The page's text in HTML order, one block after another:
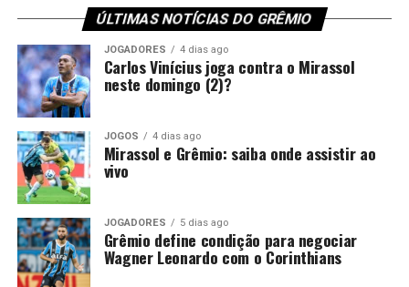
atleta e diante da exigência do Grêmio por uma venda, a
negociação perdeu força nos bastidores.
Foto: Lucas Uebel / Grêmio
da competição. Dessa forma, o técnico Luís Castro
precisará reorganizar o sistema defensivo para a
decisão.
Embora o episódio tenha ocorrido antes da pausa para a
Copa do Mundo, a punição segue válida e será cumprida
apenas agora. Por isso, o argentino ficará fora
justamente em um confronto decisivo, no momento em
que o Tricolor busca recuperação após a eliminação na
Copa Sul-Americana.
Kannemann recebeu críticas da
ÚLTIMAS NOTÍCIAS DO GRÊMIO
JOGADORES 4 dias ago
Carlos Vinícius joga contra o Mirassol
neste domingo (2)?
JOGOS 4 dias ago
Mirassol e Grêmio: saiba onde assistir ao
vivo
JOGADORES 5 dias ago
Grêmio define condição para negociar
Wagner Leonardo com o Corinthians